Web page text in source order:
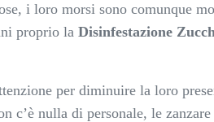
i loro morsi sono comunque
proprio la Disinfestazione
per diminuire la loro
nulla di personale, le